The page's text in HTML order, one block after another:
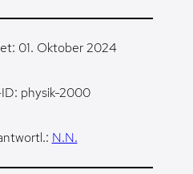
01. Oktober 2024
physik-2000
N.N.